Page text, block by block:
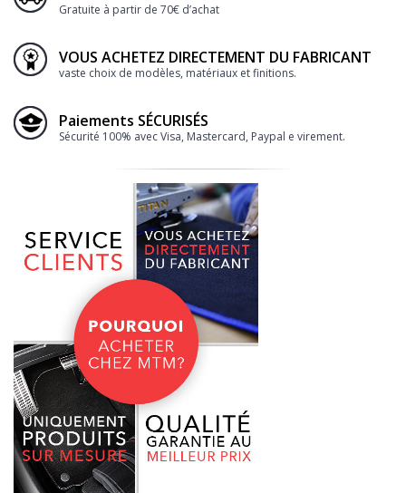
Gratuite à partir de 70€ d’achat
VOUS ACHETEZ DIRECTEMENT DU FABRICANT
vaste choix de modèles, matériaux et finitions.
Paiements SÉCURISÉS
Sécurité 100% avec Visa, Mastercard, Paypal e virement.